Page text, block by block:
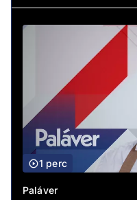
1 perc
Paláver